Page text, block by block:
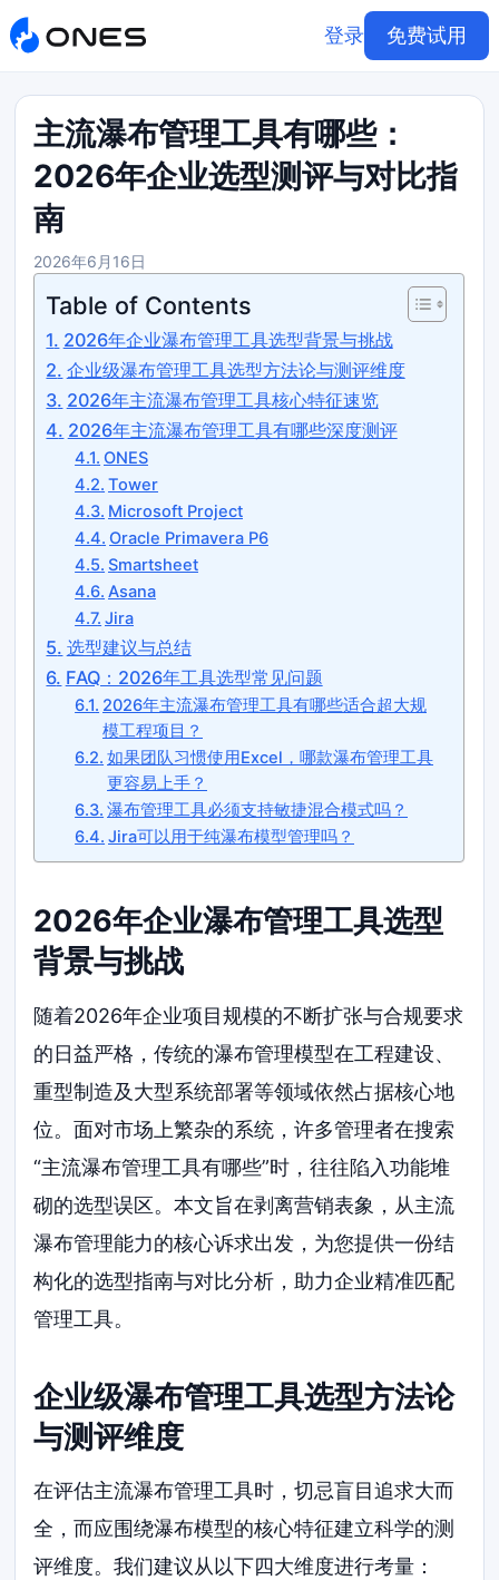
登录 免费试用
主流瀑布管理工具有哪些：
2026年企业选型测评与对比指
南
2026年6月16日
Table of Contents
2026年企业瀑布管理工具选型背景与挑战
企业级瀑布管理工具选型方法论与测评维度
2026年主流瀑布管理工具核心特征速览
2026年主流瀑布管理工具有哪些深度测评
ONES
Tower
Microsoft Project
Oracle Primavera P6
Smartsheet
Asana
Jira
选型建议与总结
FAQ：2026年工具选型常见问题
2026年主流瀑布管理工具有哪些适合超大规
模工程项目？
如果团队习惯使用Excel，哪款瀑布管理工具
更容易上手？
瀑布管理工具必须支持敏捷混合模式吗？
Jira可以用于纯瀑布模型管理吗？
2026年企业瀑布管理工具选型
背景与挑战
随着2026年企业项目规模的不断扩张与合规要求
的日益严格，传统的瀑布管理模型在工程建设、
重型制造及大型系统部署等领域依然占据核心地
位。面对市场上繁杂的系统，许多管理者在搜索
“主流瀑布管理工具有哪些”时，往往陷入功能堆
砌的选型误区。本文旨在剥离营销表象，从主流
瀑布管理能力的核心诉求出发，为您提供一份结
构化的选型指南与对比分析，助力企业精准匹配
管理工具。
企业级瀑布管理工具选型方法论
与测评维度
在评估主流瀑布管理工具时，切忌盲目追求大而
全，而应围绕瀑布模型的核心特征建立科学的测
评维度。我们建议从以下四大维度进行考量：